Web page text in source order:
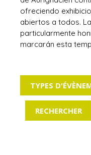
ofreciendo
abiertos a todos.
particularmente
marcarán esta
TYPES